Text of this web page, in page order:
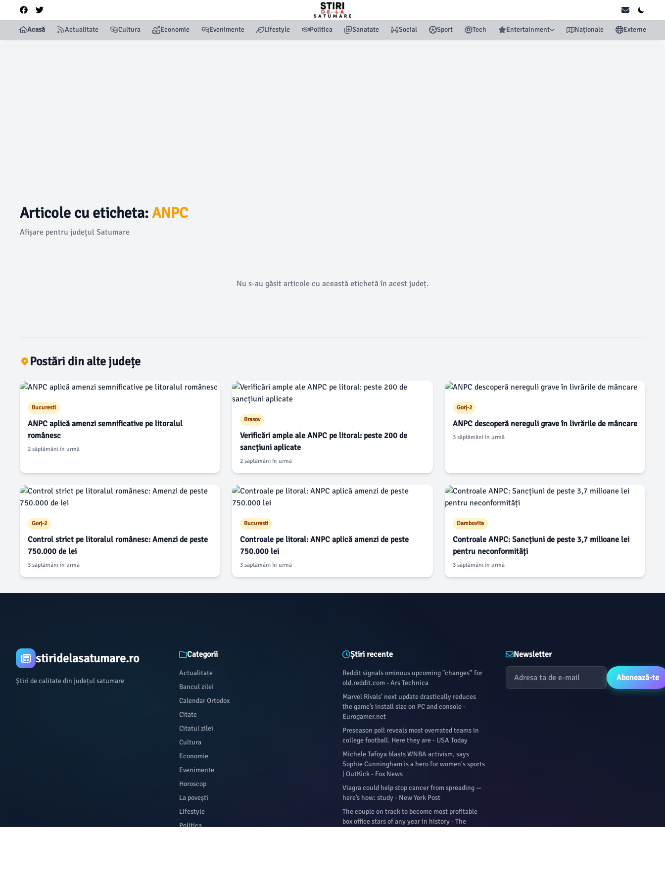
Acasă Actualitate Cultura Economie Evenimente Lifestyle Politica Sanatate Social Sport Tech Entertainment Naționale Externe
Articole cu eticheta:ANPC
Afișare pentru județul Satumare
Nu s-au găsit articole cu această etichetă în acest județ.
Postări din alte județe
Bucuresti
ANPC aplică amenzi semnificative pe litoralul
românesc
2 săptămâni în urmă
Brasov
Verificări ample ale ANPC pe litoral: peste 200 de
sancțiuni aplicate
2 săptămâni în urmă
Gorj-2
ANPC descoperă nereguli grave în livrările de mâncare
3 săptămâni în urmă
Gorj-2
Control strict pe litoralul românesc: Amenzi de peste
750.000 de lei
3 săptămâni în urmă
Bucuresti
Controale pe litoral: ANPC aplică amenzi de peste
750.000 lei
3 săptămâni în urmă
Dambovita
Controale ANPC: Sancțiuni de peste 3,7 milioane lei
pentru neconformități
3 săptămâni în urmă
stiridelasatumare.ro
Știri de calitate din județul satumare
Categorii
Actualitate
Bancul zilei
Calendar Ortodox
Citate
Citatul zilei
Cultura
Economie
Evenimente
Horoscop
La povești
Lifestyle
Politica
Știri recente
Reddit signals ominous upcoming "changes” for
old.reddit.com - Ars Technica
Marvel Rivals’ next update drastically reduces
the game’s install size on PC and console -
Eurogamer.net
Preseason poll reveals most overrated teams in
college football. Here they are - USA Today
Michele Tafoya blasts WNBA activism, says
Sophie Cunningham is a hero for women's sports
| OutKick - Fox News
Viagra could help stop cancer from spreading —
here’s how: study - New York Post
The couple on track to become most profitable
box office stars of any year in history - The
Newsletter
Abonează-te